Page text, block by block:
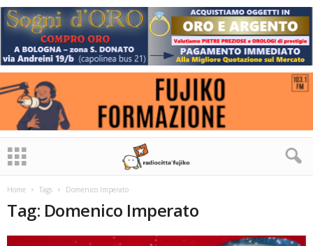
Home Tags Domenico Imperato
Tag: Domenico Imperato